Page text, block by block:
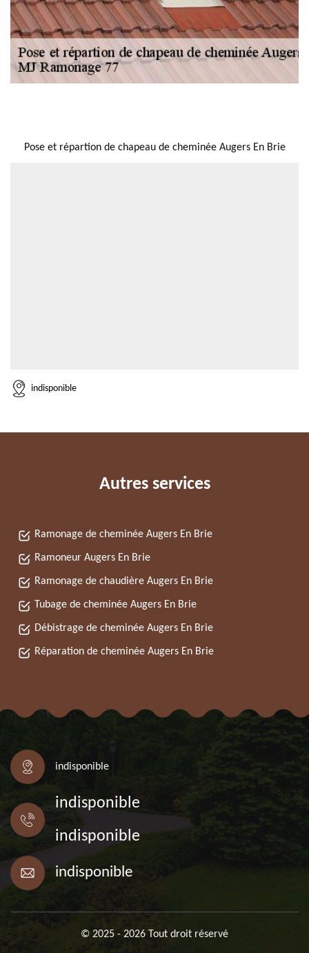
Pose et répartion de chapeau de cheminée Augers En Brie
indisponible
Autres services
Ramonage de cheminée Augers En Brie
Ramoneur Augers En Brie
Ramonage de chaudière Augers En Brie
Tubage de cheminée Augers En Brie
Débistrage de cheminée Augers En Brie
Réparation de cheminée Augers En Brie
indisponible
indisponible
indisponible
indisponible
© 2025 - 2026 Tout droit réservé